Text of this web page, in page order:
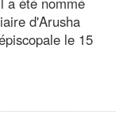
d'Arusha
le 15